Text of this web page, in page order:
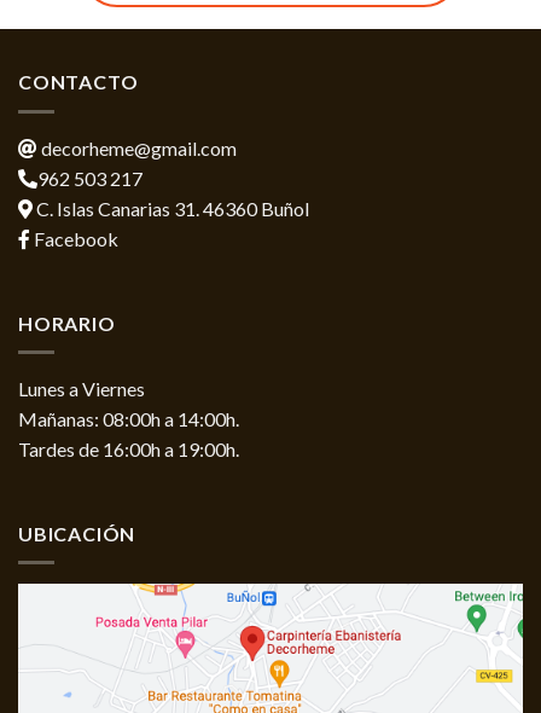
CONTACTO
decorheme@gmail.com
962 503 217
C. Islas Canarias 31. 46360 Buñol
Facebook
HORARIO
Lunes a Viernes
Mañanas: 08:00h a 14:00h.
Tardes de 16:00h a 19:00h.
UBICACIÓN